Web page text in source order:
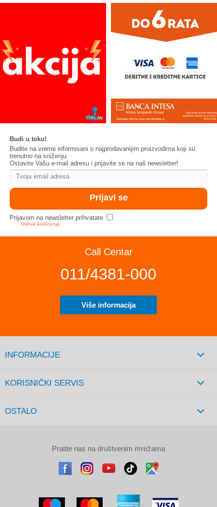
Budi u toku!
Budite na vreme informisani o najprodavanijim proizvodima koji su
trenutno na sniženju.
Ostavite Vašu e-mail adresu i prijavite se na naš newsletter!
Prijavom na newsletter prihvatate
Uslove korišćenja
Call Centar
011/4381-000
Više informacija
INFORMACIJE
KORISNIČKI SERVIS
OSTALO
Pratite nas na društvenim mrežama